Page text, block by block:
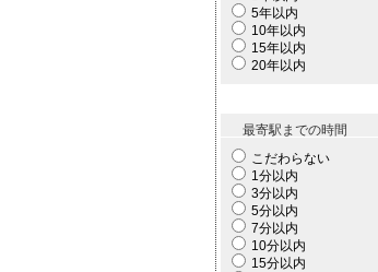
5年以内
10年以内
15年以内
20年以内
最寄駅までの時間
こだわらない
1分以内
3分以内
5分以内
7分以内
10分以内
15分以内